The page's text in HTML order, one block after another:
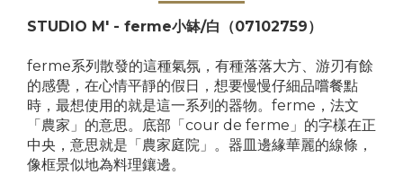
STUDIO M' - ferme小缽/白（07102759）
ferme系列散發的這種氣氛，有種落落大方、游刃有餘
的感覺，在心情平靜的假日，想要慢慢仔細品嚐餐點
時，最想使用的就是這一系列的器物。ferme，法文
「農家」的意思。底部「cour de ferme」的字樣在正
中央，意思就是「農家庭院」。器皿邊緣華麗的線條，
像框景似地為料理鑲邊。